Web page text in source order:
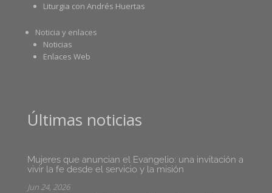
Liturgia con Andrés Huertas
Noticia y enlaces
Noticias
Enlaces Web
Últimas noticias
Mujeres que anuncian el Evangelio: una invitación a
vivir la fe desde el servicio y la misión
Jun 24, 2026